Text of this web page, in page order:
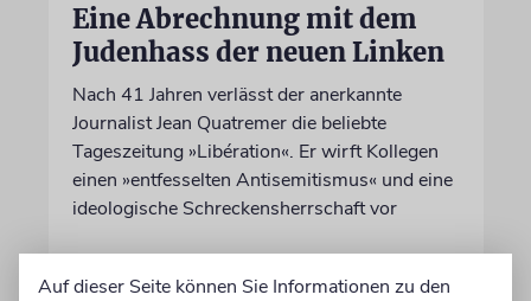
Eine Abrechnung mit dem
Judenhass der neuen Linken
Nach 41 Jahren verlässt der anerkannte
Journalist Jean Quatremer die beliebte
Tageszeitung »Libération«. Er wirft Kollegen
einen »entfesselten Antisemitismus« und eine
ideologische Schreckensherrschaft vor
06.08.2026
Auf dieser Seite können Sie Informationen zu den